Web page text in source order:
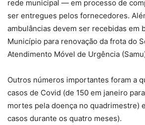
rede municipal — em processo de
ser entregues pelos fornecedores.
ambulâncias devem ser recebidas em
Município para renovação da frota do
Atendimento Móvel de Urgência
Outros números importantes foram a
casos de Covid (de 150 em janeiro
mortes pela doença no quadrimestre)
casos durante os quatro meses).